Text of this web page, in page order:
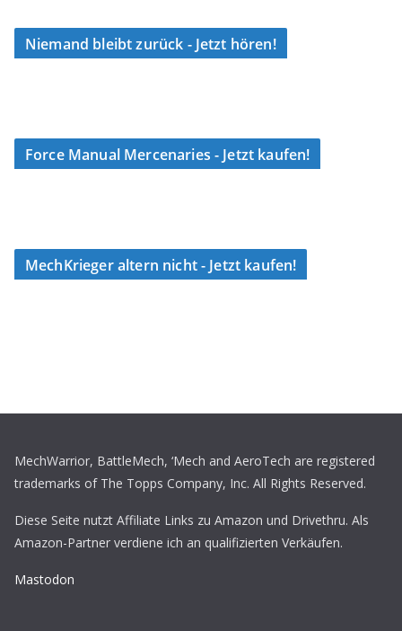
Niemand bleibt zurück - Jetzt hören!
Force Manual Mercenaries - Jetzt kaufen!
MechKrieger altern nicht - Jetzt kaufen!
MechWarrior, BattleMech, ‘Mech and AeroTech are registered
trademarks of The Topps Company, Inc. All Rights Reserved.
Diese Seite nutzt Affiliate Links zu Amazon und Drivethru. Als
Amazon-Partner verdiene ich an qualifizierten Verkäufen.
Mastodon